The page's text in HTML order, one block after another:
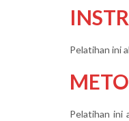
Pelatihan ini
Pelatihan ini